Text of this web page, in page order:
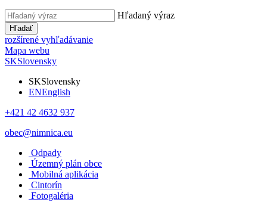
Hľadaný výraz
Hľadať
rozšírené vyhľadávanie
Mapa webu
SKSlovensky
SKSlovensky
ENEnglish
+421 42 4632 937
obec@nimnica.eu
Odpady
Územný plán obce
Mobilná aplikácia
Cintorín
Fotogaléria